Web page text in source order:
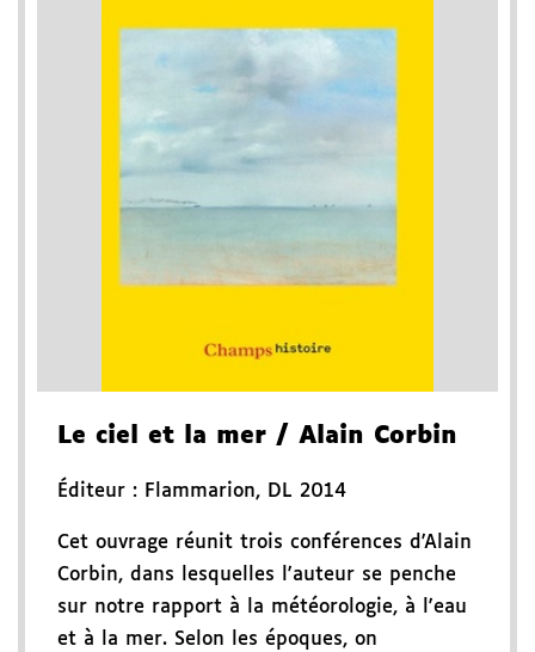
Le ciel et la mer / Alain Corbin
Éditeur : Flammarion, DL 2014
Cet ouvrage réunit trois conférences d'Alain
Corbin, dans lesquelles l'auteur se penche
sur notre rapport à la météorologie, à l'eau
et à la mer. Selon les époques, on